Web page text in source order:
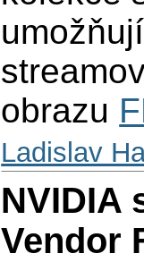
obrazu
Ladislav
NVIDIA
Vendor